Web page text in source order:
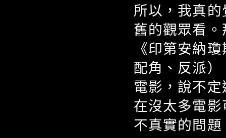
所以，我真
舊的觀眾看
《印第安納
配角、反派
電影，說不
在沒太多電
不真實的問題